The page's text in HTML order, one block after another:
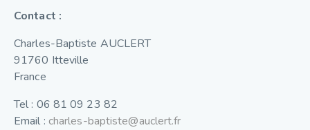
Contact :
Charles-Baptiste AUCLERT
91760 Itteville
France
Tel : 06 81 09 23 82
Email : charles-baptiste@auclert.fr